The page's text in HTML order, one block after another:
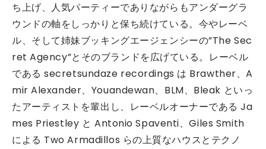
ち上げ、人気パーティーでありながらもアンダーグラ
ウンドの軸をしっかりと保ち続けている。今やレーベ
ル、そして姉妹ブッキングエージェンシーの”The Sec
ret Agency”とそのブランドを広げている。レーベル
である secretsundaze recordings は Brawther、A
mir Alexander、Youandewan、BLM、Bleak といっ
たアーティストを輩出し、レーベルオーナーである Ja
mes Priestley と Antonio Spaventi、Giles Smith
による Two Armadillos らの上質なハウスとテクノ